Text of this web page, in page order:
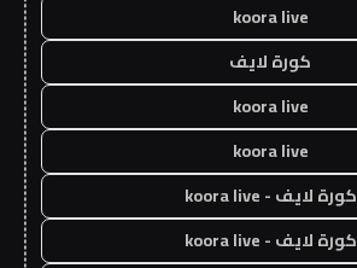
koora live
كورة لايف
koora live
koora live
كورة لايف - koora live
كورة لايف - koora live